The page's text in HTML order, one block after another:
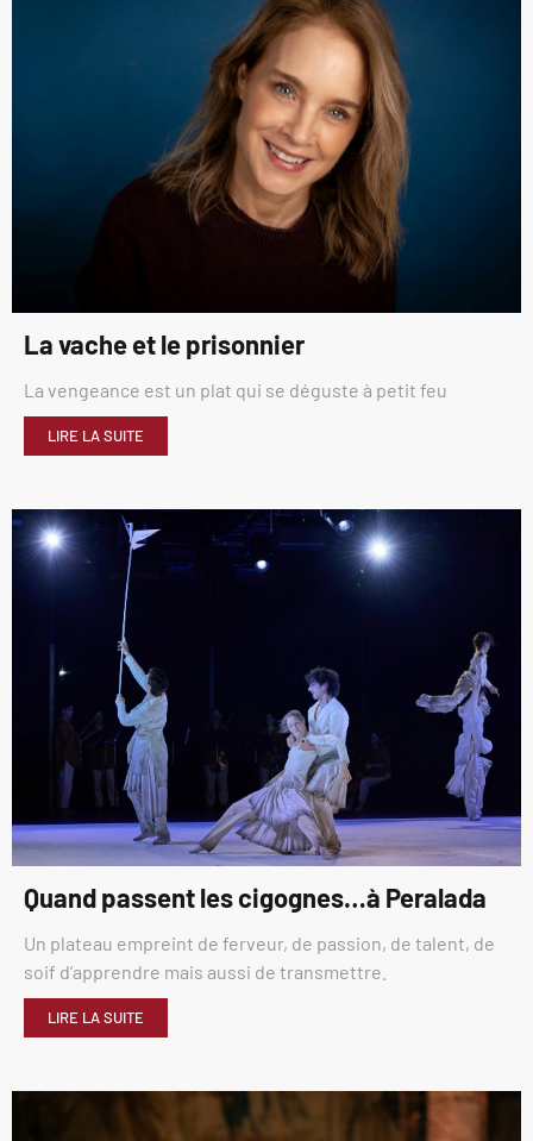
La vache et le prisonnier
La vengeance est un plat qui se déguste à petit feu
LIRE LA SUITE
Quand passent les cigognes…à Peralada
Un plateau empreint de ferveur, de passion, de talent, de
soif d’apprendre mais aussi de transmettre.
LIRE LA SUITE